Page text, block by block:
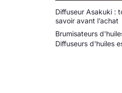
Diffuseur Asakuki :
savoir avant l’achat
Brumisateurs
Diffuseurs d'huiles